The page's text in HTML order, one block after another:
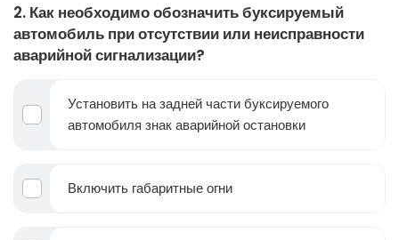
2. Как необходимо обозначить буксируемый
автомобиль при отсутствии или неисправности
аварийной сигнализации?
Установить на задней части буксируемого
автомобиля знак аварийной остановки
Включить габаритные огни